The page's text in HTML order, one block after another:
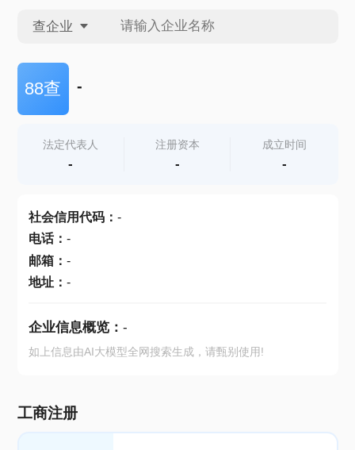
查企业
查企业
查产地
88查 -
法定代表人
-
注册资本
-
成立时间
-
社会信用代码： -
电话： -
邮箱： -
地址： -
企业信息概览： -
如上信息由AI大模型全网搜索生成，请甄别使用!
工商注册